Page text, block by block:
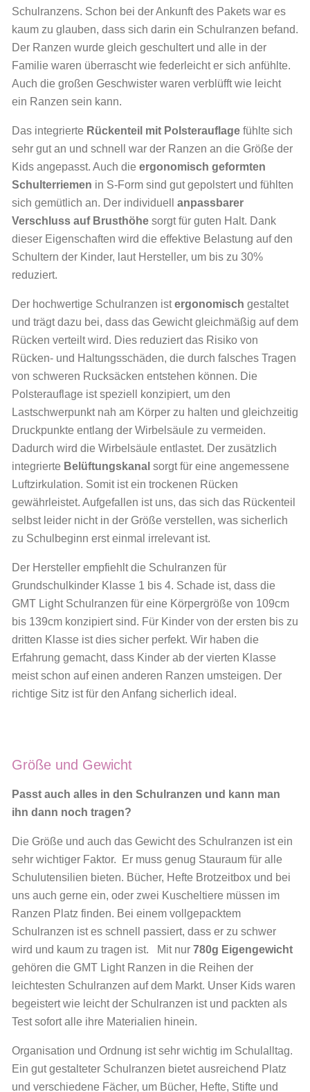
Schulranzens. Schon bei der Ankunft des Pakets war es
kaum zu glauben, dass sich darin ein Schulranzen befand.
Der Ranzen wurde gleich geschultert und alle in der
Familie waren überrascht wie federleicht er sich anfühlte.
Auch die großen Geschwister waren verblüfft wie leicht
ein Ranzen sein kann.
Das integrierte Rückenteil mit Polsterauflagefühlte sich
sehr gut an und schnell war der Ranzen an die Größe der
Kids angepasst. Auch die ergonomisch geformten
Schulterriemen in S-Form sind gut gepolstert und fühlten
sich gemütlich an. Der individuell anpassbarer
Verschluss auf Brusthöhesorgt für guten Halt. Dank
dieser Eigenschaften wird die effektive Belastung auf den
Schultern der Kinder, laut Hersteller, um bis zu 30%
reduziert.
Der hochwertige Schulranzen istergonomisch gestaltet
und trägt dazu bei, dass das Gewicht gleichmäßig auf dem
Rücken verteilt wird. Dies reduziert das Risiko von
Rücken- und Haltungsschäden, die durch falsches Tragen
von schweren Rucksäcken entstehen können. Die
Polsterauflage ist speziell konzipiert, um den
Lastschwerpunkt nah am Körper zu halten und gleichzeitig
Druckpunkte entlang der Wirbelsäule zu vermeiden.
Dadurch wird die Wirbelsäule entlastet. Der zusätzlich
integrierte Belüftungskanal sorgt für eine angemessene
Luftzirkulation. Somit ist ein trockenen Rücken
gewährleistet. Aufgefallen ist uns, das sich das Rückenteil
selbst leider nicht in der Größe verstellen, was sicherlich
zu Schulbeginn erst einmal irrelevant ist.
Der Hersteller empfiehlt die Schulranzen für
Grundschulkinder Klasse 1 bis 4. Schade ist, dass die
GMT Light Schulranzen für eine Körpergröße von 109cm
bis 139cm konzipiert sind. Für Kinder von der ersten bis zu
dritten Klasse ist dies sicher perfekt. Wir haben die
Erfahrung gemacht, dass Kinder ab der vierten Klasse
meist schon auf einen anderen Ranzen umsteigen. Der
richtige Sitz ist für den Anfang sicherlich ideal.
Größe und Gewicht
Passt auch alles in den Schulranzen und kann man
ihn dann noch tragen?
Die Größe und auch das Gewicht des Schulranzen ist ein
sehr wichtiger Faktor. Er muss genug Stauraum für alle
Schulutensilien bieten. Bücher, Hefte Brotzeitbox und bei
uns auch gerne ein, oder zwei Kuscheltiere müssen im
Ranzen Platz finden. Bei einem vollgepacktem
Schulranzen ist es schnell passiert, dass er zu schwer
wird und kaum zu tragen ist. Mit nur 780g Eigengewicht
gehören die GMT Light Ranzen in die Reihen der
leichtesten Schulranzen auf dem Markt. Unser Kids waren
begeistert wie leicht der Schulranzen ist und packten als
Test sofort alle ihre Materialien hinein.
Organisation und Ordnung ist sehr wichtig im Schulalltag.
Ein gut gestalteter Schulranzen bietet ausreichend Platz
und verschiedene Fächer, um Bücher, Hefte, Stifte und